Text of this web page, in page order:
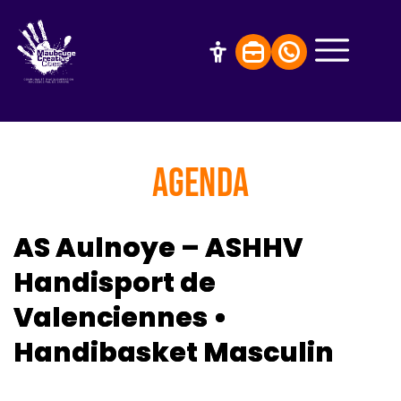
AGENDA
AS Aulnoye – ASHHV
Handisport de
Valenciennes •
Handibasket Masculin